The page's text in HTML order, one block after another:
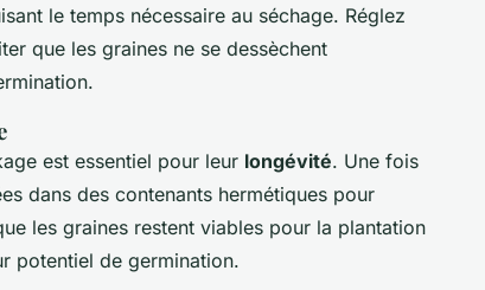
le temps nécessaire au séchage. Réglez
que les graines ne se dessèchent
est essentiel pour leur longévité. Une fois
dans des contenants hermétiques pour
les graines restent viables pour la plantation
potentiel de germination.